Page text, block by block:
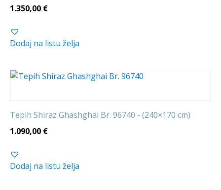
1.350,00 €
Dodaj na listu želja
Tepih Shiraz Ghashghai Br. 96740 - (240×170 cm)
1.090,00 €
Dodaj na listu želja